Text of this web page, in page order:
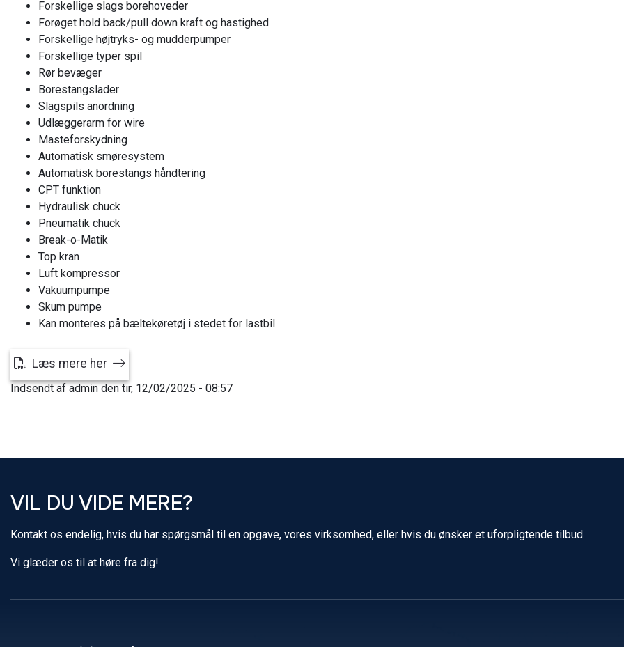
Forskellige slags borehoveder
Forøget hold back/pull down kraft og hastighed
Forskellige højtryks- og mudderpumper
Forskellige typer spil
Rør bevæger
Borestangslader
Slagspils anordning
Udlæggerarm for wire
Masteforskydning
Automatisk smøresystem
Automatisk borestangs håndtering
CPT funktion
Hydraulisk chuck
Pneumatik chuck
Break-o-Matik
Top kran
Luft kompressor
Vakuumpumpe
Skum pumpe
Kan monteres på bæltekøretøj i stedet for lastbil
Læs mere her
Indsendt afadmindentir, 12/02/2025 - 08:57
VIL DU VIDE MERE?
Kontakt os endelig, hvis du har spørgsmål til en opgave, vores virksomhed, eller hvis du ønsker et uforpligtende tilbud.
Vi glæder os til at høre fra dig!